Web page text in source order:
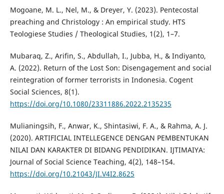
Mogoane, M. L., Nel, M., & Dreyer, Y. (2023). Pentecostal
preaching and Christology : An empirical study. HTS
Teologiese Studies / Theological Studies, 1(2), 1–7.
Mubaraq, Z., Arifin, S., Abdullah, I., Jubba, H., & Indiyanto,
A. (2022). Return of the Lost Son: Disengagement and social
reintegration of former terrorists in Indonesia. Cogent
Social Sciences, 8(1).
https://doi.org/10.1080/23311886.2022.2135235
Mulianingsih, F., Anwar, K., Shintasiwi, F. A., & Rahma, A. J.
(2020). ARTIFICIAL INTELLEGENCE DENGAN PEMBENTUKAN
NILAI DAN KARAKTER DI BIDANG PENDIDIKAN. IJTIMAIYA:
Journal of Social Science Teaching, 4(2), 148–154.
https://doi.org/10.21043/JI.V4I2.8625